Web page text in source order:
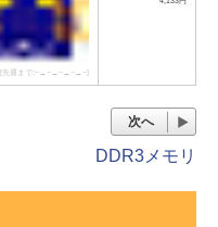
[先週まで:−→−→−→−→−]
次へ
DDR3メモリ